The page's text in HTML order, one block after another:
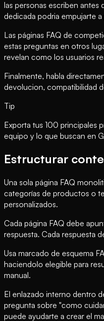
las personas escriben
dedicada podria empujarte
Las páginas FAQ de
estas preguntas en otros
revelan como los usuarios
Finalmente, habla
devolucion, compatibilidad
Tip
Exporta tus 100 principales
equipo y lo que buscan en
Estructurar
Una sola página FAQ
categorías de productos o
personalizados.
Cada página FAQ debe
respuesta. Cada respuesta
Usa marcado de esquema
haciendolo elegible para
manual.
El enlazado interno dentro
pregunta sobre "como
puede ayudarte a crear el